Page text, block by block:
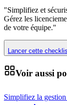
"Simplifiez et
Gérez les
de votre équipe."
Lancer cette
Voir aussi
Simplifiez la